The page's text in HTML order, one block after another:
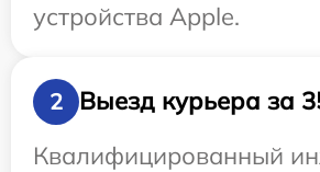
устройства Apple.
2
Выезд курьера за
Квалифицированный